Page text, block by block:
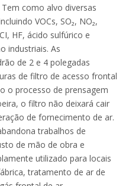
Pano Meltblown Alta Qualidade 100% Polipropileno PP Meltblown Pano Branco
como alvo diversas
VOCs, SO₂, NO₂,
HF, ácido sulfúrico e
industriais. As
de 2 e 4 polegadas
de filtro de acesso frontal
o processo de prensagem
o filtro não deixará cair
de fornecimento de ar.
trabalhos de
de mão de obra e
utilizado para locais
tratamento de ar de